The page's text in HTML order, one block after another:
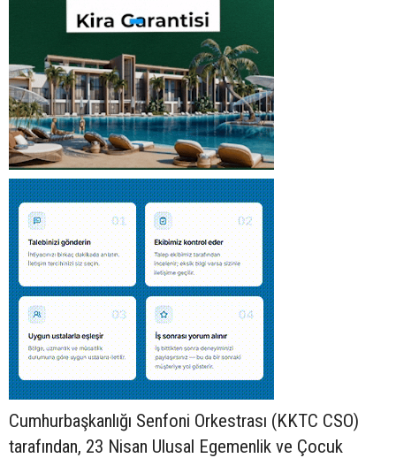
Cumhurbaşkanlığı Senfoni Orkestrası (KKTC CSO)
tarafından, 23 Nisan Ulusal Egemenlik ve Çocuk